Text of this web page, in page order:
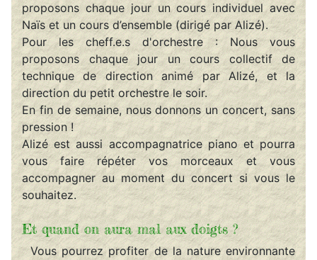
proposons chaque jour un cours individuel avec
Naïs et un cours d’ensemble (dirigé par Alizé).
Pour les cheff.e.s d'orchestre : Nous vous
proposons chaque jour un cours collectif de
technique de direction animé par Alizé, et la
direction du petit orchestre le soir.
En fin de semaine, nous donnons un concert, sans
pression !
Alizé est aussi accompagnatrice piano et pourra
vous faire répéter vos morceaux et vous
accompagner au moment du concert si vous le
souhaitez.
Et quand on aura mal aux doigts ?
Vous pourrez profiter de la nature environnante